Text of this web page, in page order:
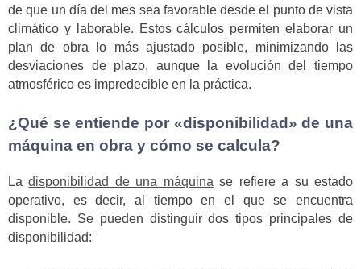
de que un día del mes sea favorable desde el punto de vista
climático y laborable. Estos cálculos permiten elaborar un
plan de obra lo más ajustado posible, minimizando las
desviaciones de plazo, aunque la evolución del tiempo
atmosférico es impredecible en la práctica.
¿Qué se entiende por «disponibilidad» de una
máquina en obra y cómo se calcula?
Ladisponibilidad de una máquina se refiere a su estado
operativo, es decir, al tiempo en el que se encuentra
disponible. Se pueden distinguir dos tipos principales de
disponibilidad: